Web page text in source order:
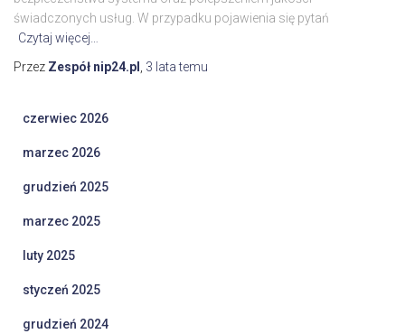
świadczonych usług. W przypadku pojawienia się pytań
Czytaj więcej…
Przez Zespół nip24.pl 3 latatemu
czerwiec 2026
marzec 2026
grudzień 2025
marzec 2025
luty 2025
styczeń 2025
grudzień 2024